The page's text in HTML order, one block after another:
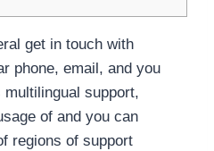
get in touch with
phone, email, and you
support,
of and you can
regions of support